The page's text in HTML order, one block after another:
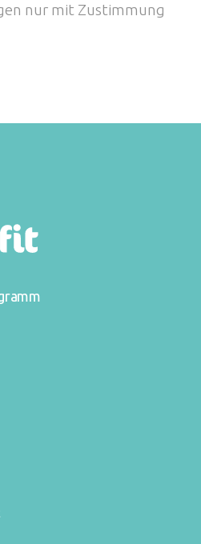
nur mit Zustimmung